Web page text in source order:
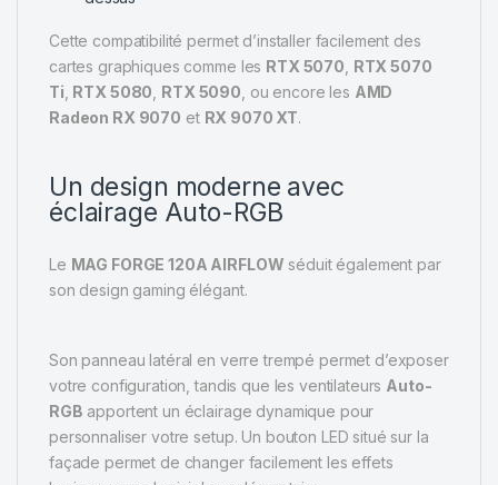
Cette compatibilité permet d’installer facilement des
cartes graphiques comme les RTX 5070 RTX 5070
Ti RTX 5080 RTX 5090 , ou encore les AMD
Radeon RX 9070 et RX 9070 XT.
Un design moderne avec
éclairage Auto-RGB
Le MAG FORGE 120A AIRFLOW séduit également par
son design gaming élégant.
Son panneau latéral en verre trempé permet d’exposer
votre configuration, tandis que les ventilateurs Auto-
RGB apportent un éclairage dynamique pour
personnaliser votre setup. Un bouton LED situé sur la
façade permet de changer facilement les effets